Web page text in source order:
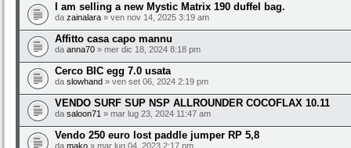
I am selling a new Mystic Matrix 190 duffel bag.
da zainalara » ven nov 14, 2025 3:19 am
Affitto casa capo mannu
da anna70 » mer dic 18, 2024 8:18 pm
Cerco BIC egg 7.0 usata
da slowhand » ven set 06, 2024 2:19 pm
VENDO SURF SUP NSP ALLROUNDER COCOFLAX 10.11
da saloon71 » mar lug 23, 2024 11:47 am
Vendo 250 euro lost paddle jumper RP 5,8
da mako » mar lug 04, 2023 2:17 pm